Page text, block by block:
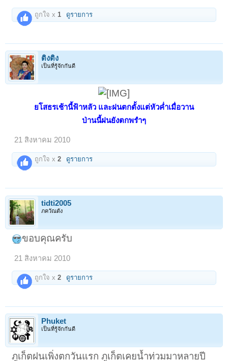
ถูกใจ x 1 ดูรายการ
ติงติง
เป็นที่รู้จักกันดี
ยโสธรเช้านี้ฟ้าหลัว และฝนตกตั้งแต่หัวค่ำเมื่อวาน
ป่านนี้ฝนยังตกพรำๆ
21 สิงหาคม 2010
ถูกใจ x2 ดูรายการ
tidti2005
ภควัณตัง
ขอบคุณครับ
21 สิงหาคม 2010
ถูกใจ x2 ดูรายการ
Phuket
เป็นที่รู้จักกันดี
ภูเก็ตฝนเพิ่งตกวันแรก ภูเก็ตเคยน้ำท่วมมาหลายปี